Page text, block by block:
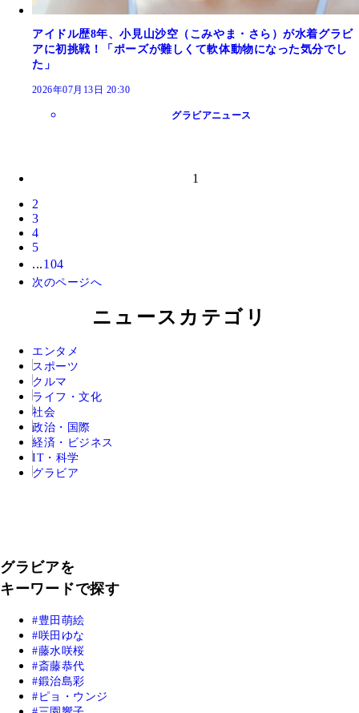
アイドル歴8年、小見山沙空（こみやま・さら）が水着グラビ
アに初挑戦！「ポーズが難しくて軟体動物になった気分でし
た」
2026年07月13日 20:30
グラビアニュース
1
2
3
4
5
...104
次のページへ
ニュースカテゴリ
エンタメ
スポーツ
クルマ
ライフ・文化
社会
政治・国際
経済・ビジネス
IT・科学
グラビア
グラビアを
キーワードで探す
豊田萌絵
咲田ゆな
藤水咲桜
斎藤恭代
鍛治島彩
ピョ・ウンジ